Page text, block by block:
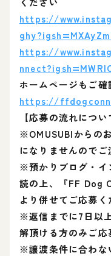
https://
https://
ホームページもご
https://
【応募の流れについ
※OMUSUBIからの
になりませんのでご
※預かりブログ・イ
読の上、『FF Dog
より併せてご応募く
※返信までに7日以
解頂ける方のみご応
※譲渡条件に合わな